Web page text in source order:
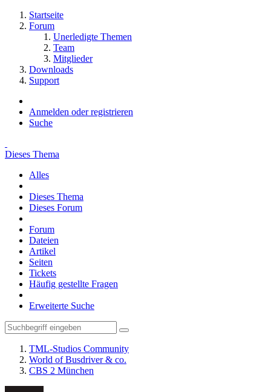
Startseite
Forum
Unerledigte Themen
Team
Mitglieder
Downloads
Support
Anmelden oder registrieren
Suche
Dieses Thema
Alles
Dieses Thema
Dieses Forum
Forum
Dateien
Artikel
Seiten
Tickets
Häufig gestellte Fragen
Erweiterte Suche
TML-Studios Community
World of Busdriver & co.
CBS 2 München